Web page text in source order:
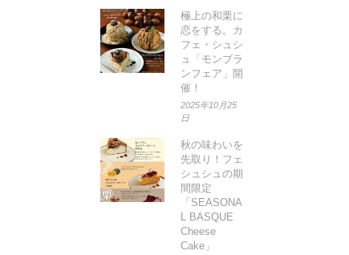
極上の和栗に
恋をする。カ
フェ・シュシ
ュ「モンブラ
ンフェア」開
催！
2025年10月25
日
秋の味わいを
先取り！フェ
シュシュの期
間限定
「SEASONA
L BASQUE
Cheese
Cake」